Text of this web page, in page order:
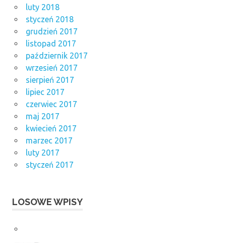
luty 2018
styczeń 2018
grudzień 2017
listopad 2017
październik 2017
wrzesień 2017
sierpień 2017
lipiec 2017
czerwiec 2017
maj 2017
kwiecień 2017
marzec 2017
luty 2017
styczeń 2017
LOSOWE WPISY